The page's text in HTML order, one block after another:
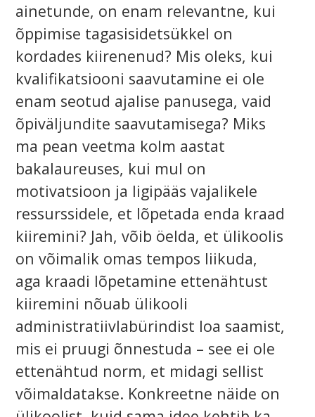
ainetunde, on enam relevantne, kui
õppimise tagasisidetsükkel on
kordades kiirenenud? Mis oleks, kui
kvalifikatsiooni saavutamine ei ole
enam seotud ajalise panusega, vaid
õpiväljundite saavutamisega? Miks
ma pean veetma kolm aastat
bakalaureuses, kui mul on
motivatsioon ja ligipääs vajalikele
ressurssidele, et lõpetada enda kraad
kiiremini? Jah, võib öelda, et ülikoolis
on võimalik omas tempos liikuda,
aga kraadi lõpetamine ettenähtust
kiiremini nõuab ülikooli
administratiivlabürindist loa saamist,
mis ei pruugi õnnestuda – see ei ole
ettenähtud norm, et midagi sellist
võimaldatakse. Konkreetne näide on